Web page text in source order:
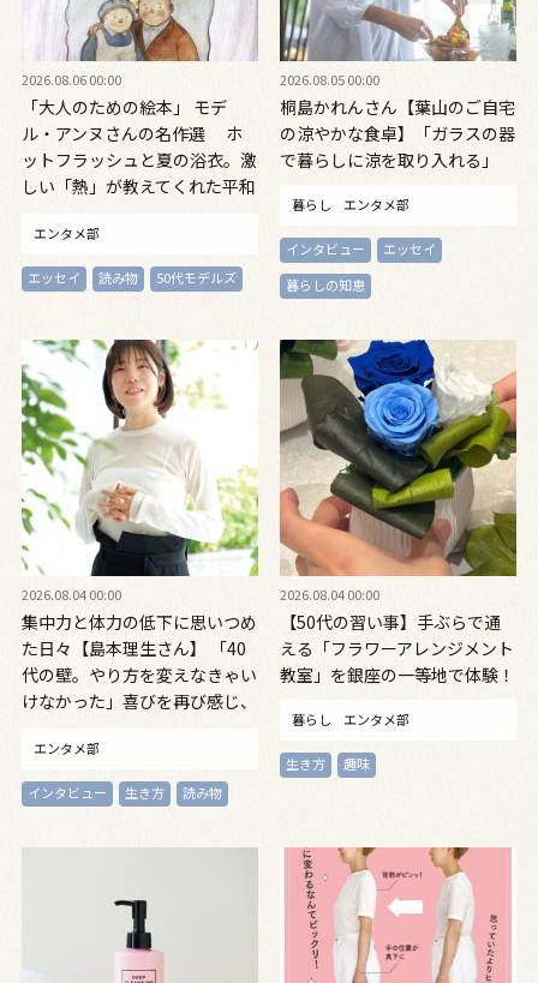
2026.08.06 00:00
「大人のための絵本」 モデ
ル・アンヌさんの名作選 ホ
ットフラッシュと夏の浴衣。激
しい「熱」が教えてくれた平和
『やばっ！』～vol.47
エンタメ部
エッセイ 読み物 50代モデルズ
2026.08.05 00:00
桐島かれんさん【葉山のご自宅
の涼やかな食卓】「ガラスの器
で暮らしに涼を取り入れる」
暮らし エンタメ部
インタビュー
エッセイ
暮らしの知恵
2026.08.04 00:00
集中力と体力の低下に思いつめ
た日々【島本理生さん】 「40
代の壁。やり方を変えなきゃい
けなかった」喜びを再び感じ、
エンタメ部
インタビュー 生き方 読み物
2026.08.04 00:00
【50代の習い事】手ぶらで通
える「フラワーアレンジメント
教室」を銀座の一等地で体験！
暮らし エンタメ部
生き方 趣味